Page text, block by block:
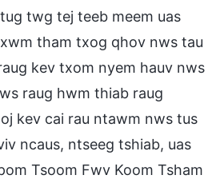
twg tej teeb meem uas
tham txog qhov nws tau
kev txom nyem hauv nws
raug hwm thiab raug
kev cai rau ntawm nws tus
ncaus, ntseeg tshiab, uas
Tsoom Fwv Koom Tsham